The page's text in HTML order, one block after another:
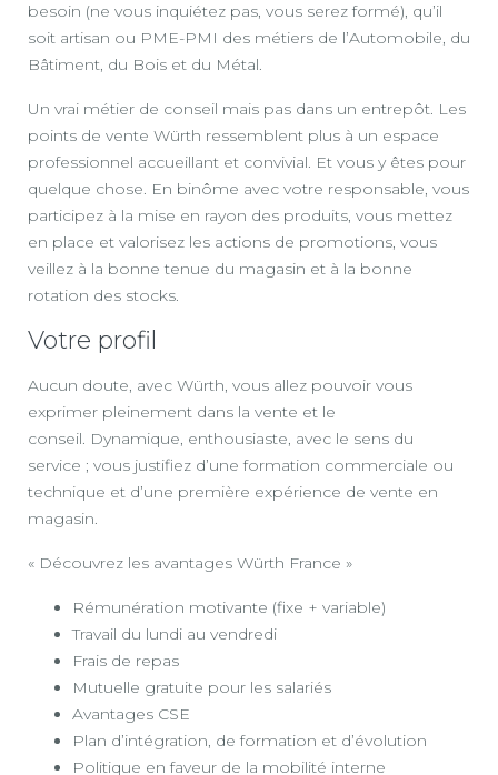
besoin (ne vous inquiétez pas, vous serez formé), qu’il
soit artisan ou PME-PMI des métiers de l’Automobile, du
Bâtiment, du Bois et du Métal.
Un vrai métier de conseil mais pas dans un entrepôt. Les
points de vente Würth ressemblent plus à un espace
professionnel accueillant et convivial. Et vous y êtes pour
quelque chose. En binôme avec votre responsable, vous
participez à la mise en rayon des produits, vous mettez
en place et valorisez les actions de promotions, vous
veillez à la bonne tenue du magasin et à la bonne
rotation des stocks.
Votre profil
Aucun doute, avec Würth, vous allez pouvoir vous
exprimer pleinement dans la vente et le
conseil. Dynamique, enthousiaste, avec le sens du
service ; vous justifiez d’une formation commerciale ou
technique et d’une première expérience de vente en
magasin.
« Découvrez les avantages Würth France »
Rémunération motivante (fixe + variable)
Travail du lundi au vendredi
Frais de repas
Mutuelle gratuite pour les salariés
Avantages CSE
Plan d’intégration, de formation et d’évolution
Politique en faveur de la mobilité interne